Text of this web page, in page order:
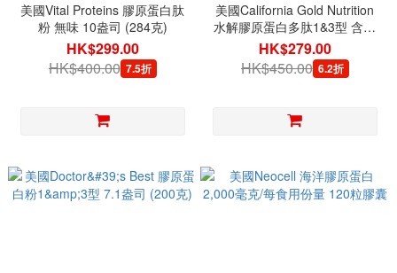
美國Vital Proteins 膠原蛋白肽
粉 無味 10盎司 (284克)
HK$299.00
HK$400.00 7.5折
美國California Gold Nutrition
水解膠原蛋白多肽1&3型 含維
他命C 250片
HK$279.00
HK$450.00 6.2折